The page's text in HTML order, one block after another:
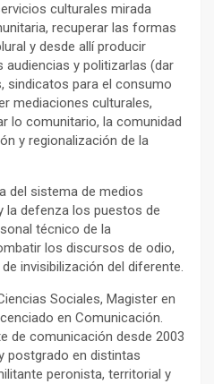
culturales mirada
recuperar las formas
y desde allí producir
y politizarlas (dar
sindicatos para el consumo
mediaciones culturales,
lo comunitario, la comunidad
y regionalización de la
del sistema de medios
la defenza los puestos de
técnico de la
los discursos de odio,
invisibilización del diferente.
Sociales, Magister en
en Comunicación.
de comunicación desde 2003
postgrado en distintas
peronista, territorial y